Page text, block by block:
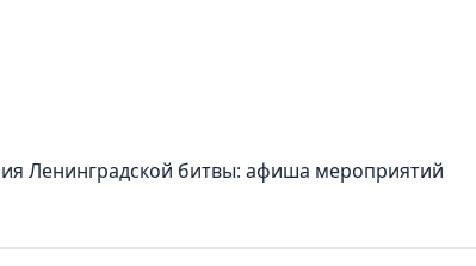
Ленинградской битвы: афиша мероприятий